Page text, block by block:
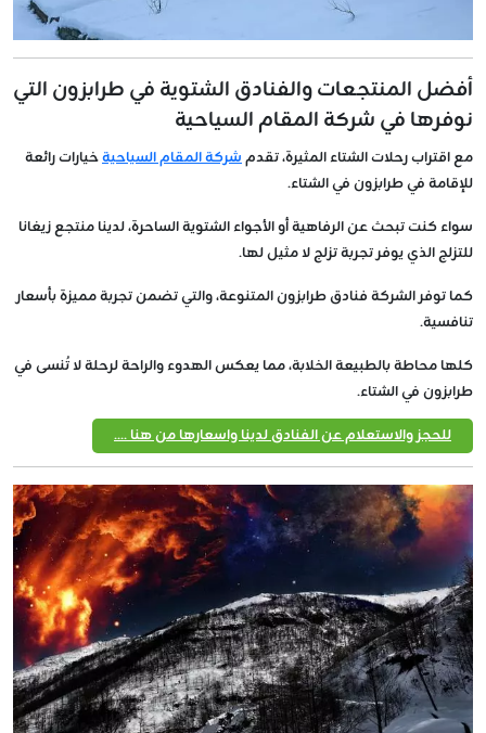
أفضل المنتجعات والفنادق الشتوية في طرابزون التي
نوفرها في شركة المقام السياحية
مع اقتراب رحلات الشتاء المثيرة، تقدمشركة المقام السياحيةخيارات رائعة
للإقامة في طرابزون في الشتاء.
سواء كنت تبحث عن الرفاهية أو الأجواء الشتوية الساحرة، لدينا منتجع زيغانا
للتزلج الذي يوفر تجربة تزلج لا مثيل لها.
كما توفر الشركة فنادق طرابزون المتنوعة، والتي تضمن تجربة مميزة بأسعار
تنافسية.
كلها محاطة بالطبيعة الخلابة، مما يعكس الهدوء والراحة لرحلة لا تُنسى في
طرابزون في الشتاء.
للحجز والاستعلام عن الفنادق لدينا واسعارها من هنا ....